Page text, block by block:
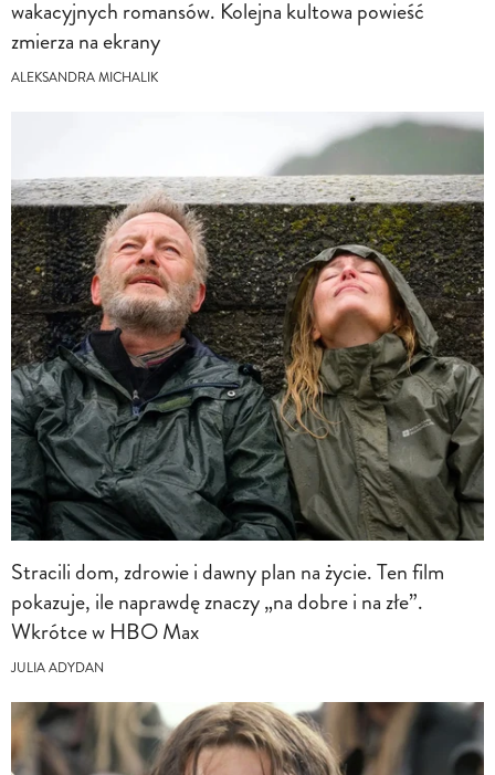
wakacyjnych romansów. Kolejna kultowa powieść
zmierza na ekrany
ALEKSANDRA MICHALIK
Stracili dom, zdrowie i dawny plan na życie. Ten film
pokazuje, ile naprawdę znaczy „na dobre i na złe”.
Wkrótce w HBO Max
JULIA ADYDAN